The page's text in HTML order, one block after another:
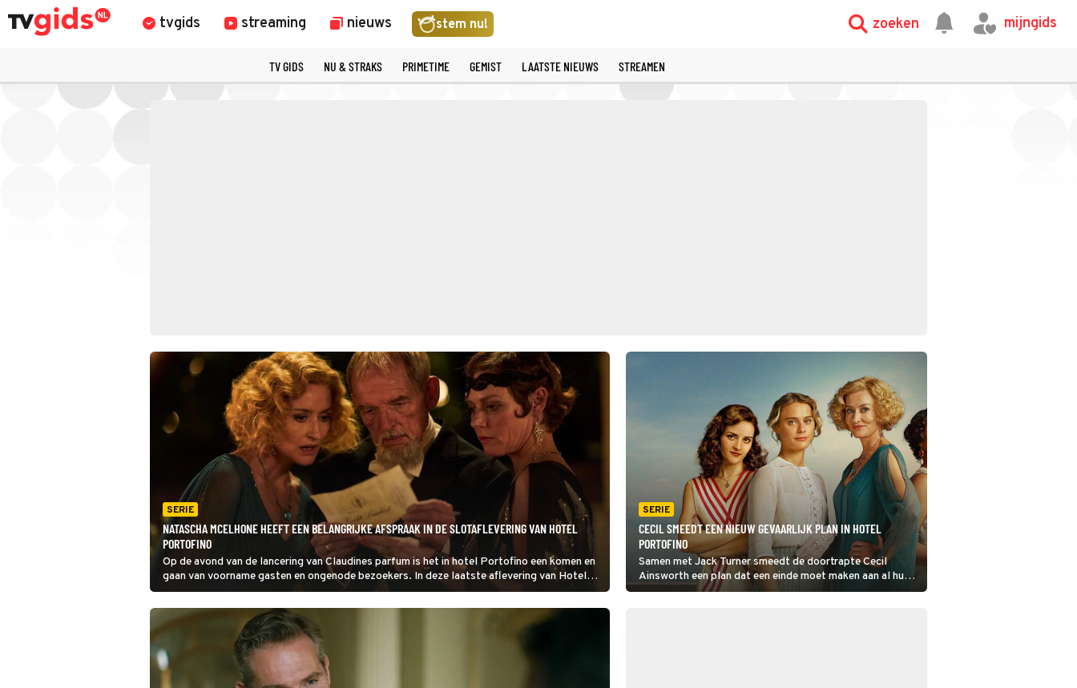
tvgids streaming nieuws stem nu! zoeken mijngids
TV GIDS NU & STRAKS PRIMETIME GEMIST LAATSTE NIEUWS STREAMEN
SERIE
NATASCHA MCELHONE HEEFT EEN BELANGRIJKE AFSPRAAK IN DE SLOTAFLEVERING VAN HOTEL
PORTOFINO
Op de avond van de lancering van Claudines parfum is het in hotel Portofino een komen en
gaan van voorname gasten en ongenode bezoekers. In deze laatste aflevering van Hotel
Portofino zorgt het snode plan van Cecil voor veel commotie.
SERIE
CECIL SMEEDT EEN NIEUW GEVAARLIJK PLAN IN HOTEL
PORTOFINO
Samen met Jack Turner smeedt de doortrapte Cecil
Ainsworth een plan dat een einde moet maken aan al hun
financiële problemen in Hotel Portofino. Het zou de